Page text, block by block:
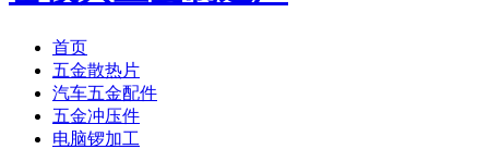
首页
五金散热片
汽车五金配件
五金冲压件
电脑锣加工